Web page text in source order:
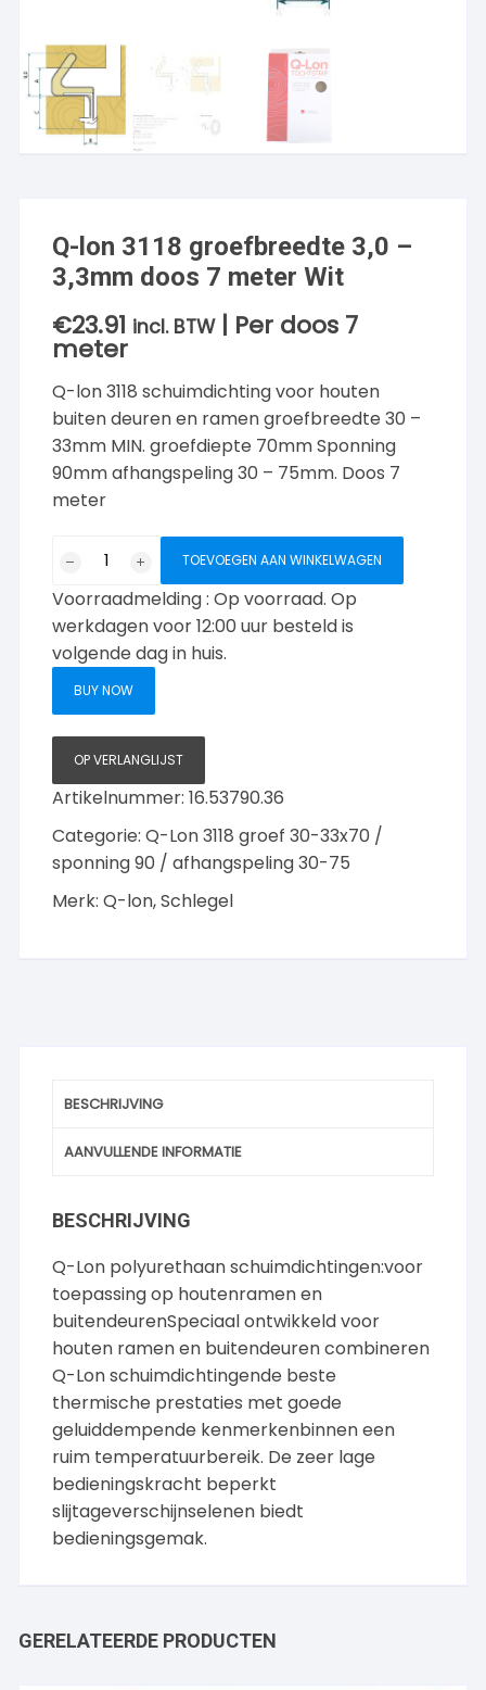
Q-lon 3118 groefbreedte 3,0 –
3,3mm doos 7 meter Wit
€23.91 incl. BTW | Per doos 7
meter
Q-lon 3118 schuimdichting voor houten
buiten deuren en ramen groefbreedte 30 –
33mm MIN. groefdiepte 70mm Sponning
90mm afhangspeling 30 – 75mm. Doos 7
meter
3118
groefbreedte
3,0
-
3,3mm
meter
Wit
aantal
TOEVOEGEN AAN WINKELWAGEN
Voorraadmelding : Op voorraad. Op
werkdagen voor 12:00 uur besteld is
volgende dag in huis.
BUY NOW
OP VERLANGLIJST
Artikelnummer:16.53790.36
Categorie:Q-Lon 3118 groef 30-33x70 /
sponning 90 / afhangspeling 30-75
Merk:Q-lon,Schlegel
BESCHRIJVING
AANVULLENDE INFORMATIE
BESCHRIJVING
Q-Lon polyurethaan schuimdichtingen:voor
toepassing op houtenramen en
buitendeurenSpeciaal ontwikkeld voor
houten ramen en buitendeuren combineren
Q-Lon schuimdichtingende beste
thermische prestaties met goede
geluiddempende kenmerkenbinnen een
ruim temperatuurbereik. De zeer lage
bedieningskracht beperkt
slijtageverschijnselenen biedt
bedieningsgemak.
GERELATEERDE PRODUCTEN